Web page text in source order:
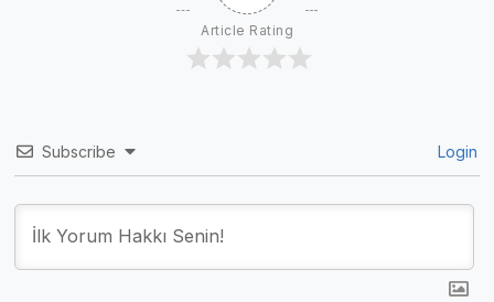
Article Rating
Subscribe Login